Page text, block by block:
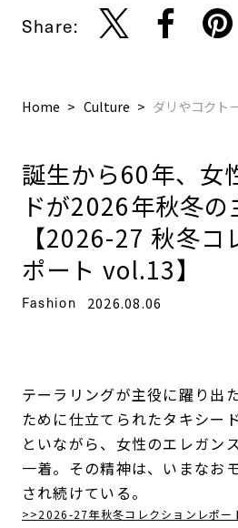
Share:
Home Culture ダリやコクト
誕生から60年、女
ドが2026年秋冬の
【2026-27 秋冬コ
ポート vol.13】
Fashion 2026.08.06
テーラリングが主役に躍り出
ために仕立てられたタキシー
といながら、女性のエレガン
一着。その精神は、いまなお
され続けている。
>>2026-27年秋冬コレクションレポー